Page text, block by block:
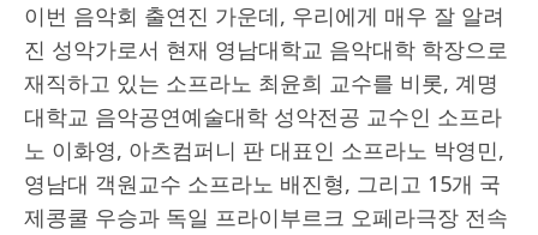
이번 음악회 출연진 가운데, 우리에게 매우 잘 알려
진 성악가로서 현재 영남대학교 음악대학 학장으로
재직하고 있는 소프라노 최윤희 교수를 비롯, 계명
대학교 음악공연예술대학 성악전공 교수인 소프라
노 이화영, 아츠컴퍼니 판 대표인 소프라노 박영민,
영남대 객원교수 소프라노 배진형, 그리고 15개 국
제콩쿨 우승과 독일 프라이부르크 오페라극장 전속